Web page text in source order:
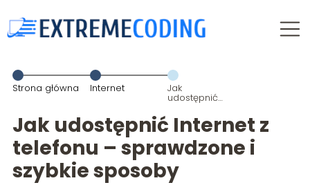
Strona główna Internet Jak
udostępnić
Internet z
telefonu –
sprawdzone i
szybkie
sposoby
Jak udostępnić Internet z
telefonu – sprawdzone i
szybkie sposoby